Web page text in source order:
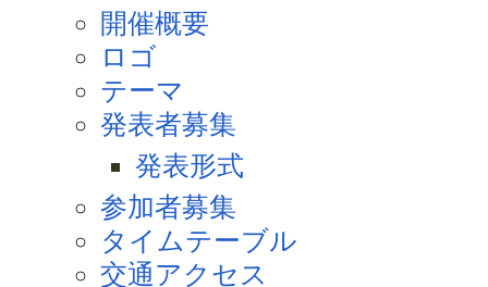
開催概要
ロゴ
テーマ
発表者募集
発表形式
参加者募集
タイムテーブル
交通アクセス